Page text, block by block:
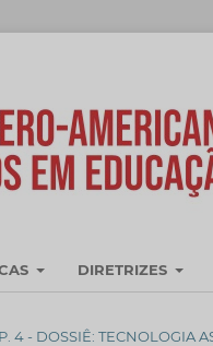
DIRETRIZES
4 - DOSSIÊ: TECNOLOGIA